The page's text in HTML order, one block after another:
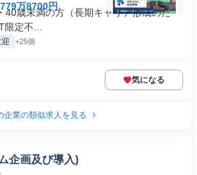
万8700円
40歳未満の方（長期キャリア形成のた
定不...
+25個
気になる
企業の類似求人を見る
企画及び導入)